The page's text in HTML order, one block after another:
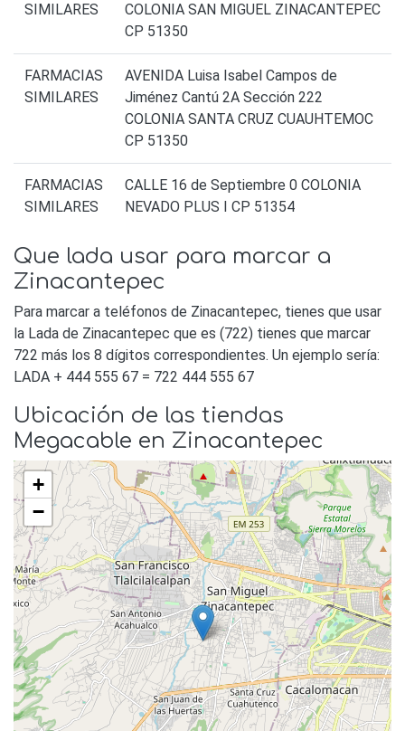
SIMILARES
COLONIA SAN MIGUEL ZINACANTEPEC
CP 51350
FARMACIAS
SIMILARES
AVENIDA Luisa Isabel Campos de
Jiménez Cantú 2A Sección 222
COLONIA SANTA CRUZ CUAUHTEMOC
CP 51350
FARMACIAS
SIMILARES
CALLE 16 de Septiembre 0 COLONIA
NEVADO PLUS I CP 51354
Que lada usar para marcar a
Zinacantepec
Para marcar a teléfonos de Zinacantepec, tienes que usar
la Lada de Zinacantepec que es (722) tienes que marcar
722 más los 8 dígitos correspondientes. Un ejemplo sería:
LADA + 444 555 67 = 722 444 555 67
Ubicación de las tiendas
Megacable en Zinacantepec
+
−